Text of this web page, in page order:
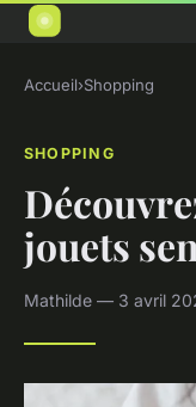
Accueil›Shopping
SHOPPING
jouets
Mathilde — 3 avril